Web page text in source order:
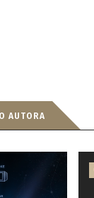
AUTORA